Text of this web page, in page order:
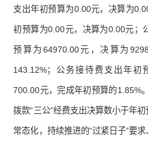
支出年初预算为0.00元，决算为
初预算为0.00元，决算为0.00元；
预算为64970.00元，决算为
143.12%；公务接待费支出年初
700.00元，完成年初预算的1.85%
拨款“三公”经费支出决算数小于年
常态化，持续推进的“过紧日子”要